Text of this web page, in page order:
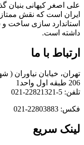
علی اصغر کیهانی بنیان
ایران است که نقش
استاندارد سازی ساخت و
داشته است.
ارتباط با ما
تهران، خیابان نیاوران (
206 طبقه اول واحد1
تلفن: 5-22821321-021
فکس: 22803883-021
لینک سریع